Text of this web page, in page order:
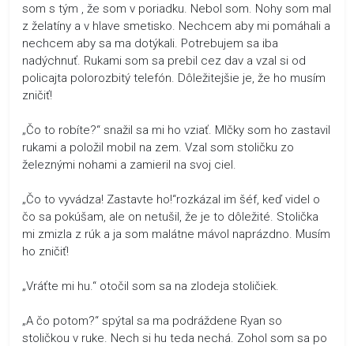
som s tým , že som v poriadku. Nebol som. Nohy som mal
z želatíny a v hlave smetisko. Nechcem aby mi pomáhali a
nechcem aby sa ma dotýkali. Potrebujem sa iba
nadýchnuť. Rukami som sa prebil cez dav a vzal si od
policajta polorozbitý telefón. Dôležitejšie je, že ho musím
zničiť!
„Čo to robíte?“ snažil sa mi ho vziať. Mlčky som ho zastavil
rukami a položil mobil na zem. Vzal som stoličku zo
železnými nohami a zamieril na svoj ciel.
„Čo to vyvádza! Zastavte ho!“rozkázal im šéf, keď videl o
čo sa pokúšam, ale on netušil, že je to dôležité. Stolička
mi zmizla z rúk a ja som malátne mávol naprázdno. Musím
ho zničiť!
„Vráťte mi hu.“ otočil som sa na zlodeja stoličiek.
„A čo potom?“ spýtal sa ma podráždene Ryan so
stoličkou v ruke. Nech si hu teda nechá. Zohol som sa po